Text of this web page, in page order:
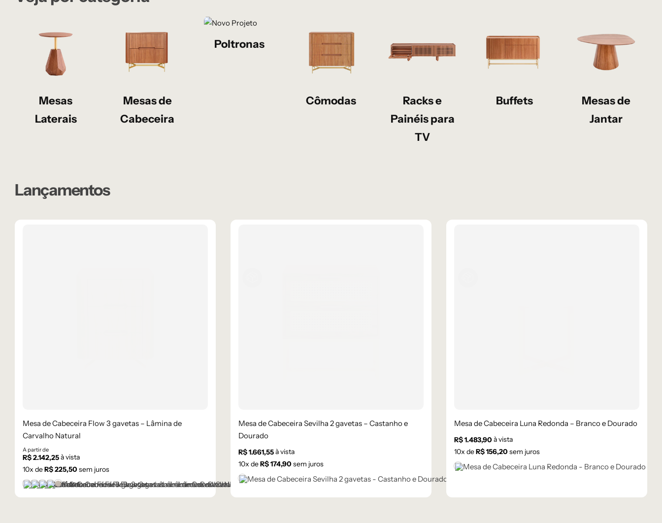
Mesas
Laterais
Mesas de
Cabeceira
Poltronas
Cômodas
Racks e
Painéis para
TV
Buffets
Mesas de
Jantar
Lançamentos
Mesa de Cabeceira Flow 3 gavetas – Lâmina de
Carvalho Natural
A partir de
R$2.142,25à vista
10x deR$225,50 sem juros
Castanho
Champanhe
Cinza Grafite Metalizado
Ébano
Lâmina Frapê
+1 cor
Mesa de Cabeceira Sevilha 2 gavetas – Castanho e
Dourado
R$1.661,55à vista
10x deR$174,90 sem juros
Castanho
Mesa de Cabeceira Luna Redonda – Branco e Dourado
R$1.483,90 à vista
10x deR$156,20 sem juros
Branco